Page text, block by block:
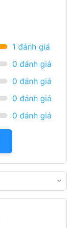
1 đánh giá
0 đánh giá
0 đánh giá
0 đánh giá
0 đánh giá